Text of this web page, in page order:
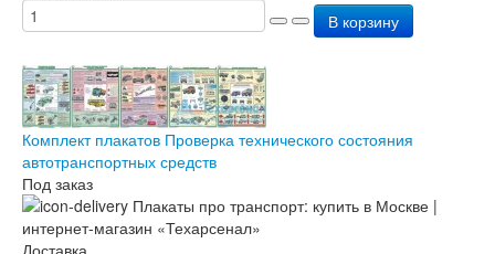
В корзину
Комплект плакатов Проверка технического состояния
автотранспортных средств
Под заказ
Доставка